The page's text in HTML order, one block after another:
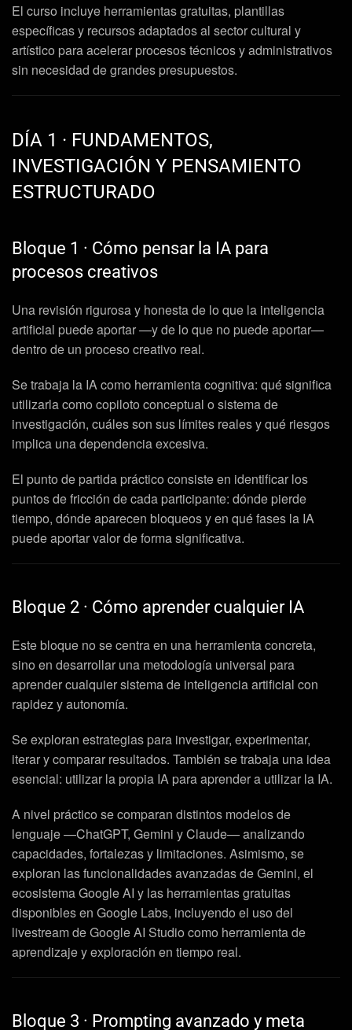
El curso incluye herramientas gratuitas, plantillas
específicas y recursos adaptados al sector cultural y
artístico para acelerar procesos técnicos y administrativos
sin necesidad de grandes presupuestos.
DÍA 1 · FUNDAMENTOS,
INVESTIGACIÓN Y PENSAMIENTO
ESTRUCTURADO
Bloque 1 · Cómo pensar la IA para
procesos creativos
Una revisión rigurosa y honesta de lo que la inteligencia
artificial puede aportar —y de lo que no puede aportar—
dentro de un proceso creativo real.
Se trabaja la IA como herramienta cognitiva: qué significa
utilizarla como copiloto conceptual o sistema de
investigación, cuáles son sus límites reales y qué riesgos
implica una dependencia excesiva.
El punto de partida práctico consiste en identificar los
puntos de fricción de cada participante: dónde pierde
tiempo, dónde aparecen bloqueos y en qué fases la IA
puede aportar valor de forma significativa.
Bloque 2 · Cómo aprender cualquier IA
Este bloque no se centra en una herramienta concreta,
sino en desarrollar una metodología universal para
aprender cualquier sistema de inteligencia artificial con
rapidez y autonomía.
Se exploran estrategias para investigar, experimentar,
iterar y comparar resultados. También se trabaja una idea
esencial: utilizar la propia IA para aprender a utilizar la IA.
A nivel práctico se comparan distintos modelos de
lenguaje —ChatGPT, Gemini y Claude— analizando
capacidades, fortalezas y limitaciones. Asimismo, se
exploran las funcionalidades avanzadas de Gemini, el
ecosistema Google AI y las herramientas gratuitas
disponibles en Google Labs, incluyendo el uso del
livestream de Google AI Studio como herramienta de
aprendizaje y exploración en tiempo real.
Bloque 3 · Prompting avanzado y meta